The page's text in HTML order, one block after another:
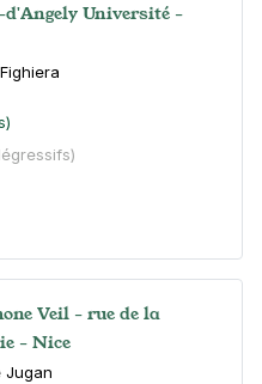
Université -
Veil - rue de la
- Nice
Jugan